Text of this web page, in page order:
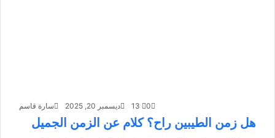
سارة قاسم ديسمبر 20, 2025 0
هل زمن الطيبين راح؟ كلام عن الزمن الجميل